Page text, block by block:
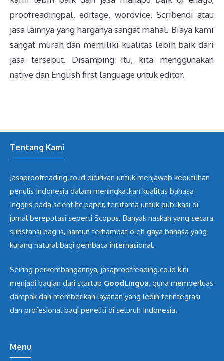
proofreadingpal, editage, wordvice, Scribendi atau
jasa lainnya yang harganya sangat mahal. Biaya kami
sangat murah dan memiliki kualitas lebih baik dari
jasa tersebut. Disamping itu, kita menggunakan
native dan English first language untuk editor.
Tentang Kami
Jasaproofreading.co.id didirikan untuk menjawab kebutuhan
penulis Indonesia dalam meningkatkan kualitas bahasa
Inggris pada scientific paper, terutama untuk publikasi di
jurnal bereputasi seperti Scopus. Banyak naskah yang secara
substansi bagus, namun terhambat oleh gaya bahasa yang
kurang natural bagi pembaca internasional.
Seiring perkembangannya, jasaproofreading.co.id kini
menjadi bagian dari startup GoodLingua, guna memperluas
dampak dan memberikan layanan yang lebih terintegrasi
dan profesional bagi peneliti di seluruh Indonesia.
Menu